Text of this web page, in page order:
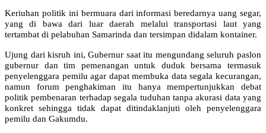
Keriuhan politik ini bermuara dari informasi beredarnya uang segar,
yang di bawa dari luar daerah melalui transportasi laut yang
tertambat di pelabuhan Samarinda dan tersimpan didalam kontainer.
Ujung dari kisruh ini, Gubernur saat itu mengundang seluruh paslon
gubernur dan tim pemenangan untuk duduk bersama termasuk
penyelenggara pemilu agar dapat membuka data segala kecurangan,
namun forum penghakiman itu hanya mempertunjukkan debat
politik pembenaran terhadap segala tuduhan tanpa akurasi data yang
konkret sehingga tidak dapat ditindaklanjuti oleh penyelenggara
pemilu dan Gakumdu.